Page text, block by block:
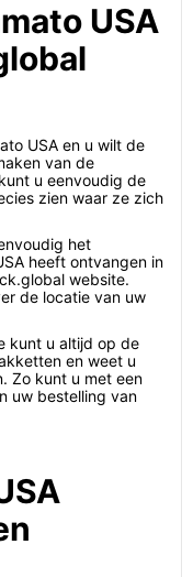
USA
USA en u wilt de
van de
u eenvoudig de
zien waar ze zich
het
heeft ontvangen in
website.
de locatie van uw
kunt u altijd op de
en weet u
Zo kunt u met een
uw bestelling van